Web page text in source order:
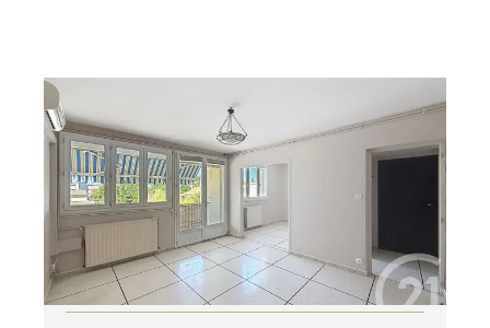
CASTELNAU LE LEZ 34
76,96 m2 , 3 pièces
Ref : 61880
Appartement F3 à louer
1 100 €
par mois charges comprises
Visiter le site dédié